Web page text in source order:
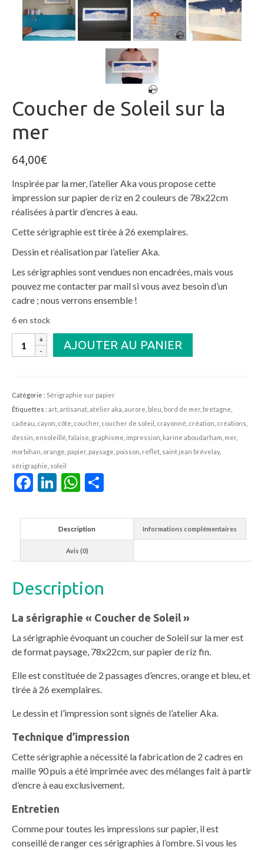
Coucher de Soleil sur la
mer
64,00€
Inspirée par la mer, l’atelier Aka vous propose cette
impression sur papier de riz en 2 couleurs de 78x22cm
réalisées à partir d’encres à eau.
Cette sérigraphie est tirée à 26 exemplaires.
Dessin et réalisation par l’atelier Aka.
Les sérigraphies sont vendues non encadrées, mais vous
pouvez me contacter par mail si vous avez besoin d’un
cadre ; nous verrons ensemble !
6 en stock
quantité
de
Soleil
sur
la
mer
AJOUTER AU PANIER
Catégorie : Sérigraphie sur papier
Étiquettes : art artisanat atelier aka aurore bleu bord de mer, bretagne
cadeau cayon côte coucher, coucher de soleil crayonné création créations
dessin ensoleillé falaise graphisme impression karine aboudarham mer,
morbihan orange papier, paysage poisson reflet saint jean brévelay,
sérigraphie soleil
Facebook
LinkedIn
WhatsApp
Description Informations complémentaires
Avis (0)
Description
La sérigraphie « Coucher de Soleil »
La sérigraphie évoquant un coucher de Soleil sur la mer est
de format paysage, 78x22cm, sur papier de riz fin.
Elle est constituée de 2 passages d’encres, orange et bleu, et
tirée à 26 exemplaires.
Le dessin et l’impression sont signés de l’atelier Aka.
Technique d’impression
Cette sérigraphie a nécessité la fabrication de 2 cadres en
maille 90 puis a été imprimée avec des mélanges fait à partir
d’encre à eau exclusivement.
Entretien
Comme pour toutes les impressions sur papier, il est
conseillé de ranger ces sérigraphies à l’ombre. Si vous les